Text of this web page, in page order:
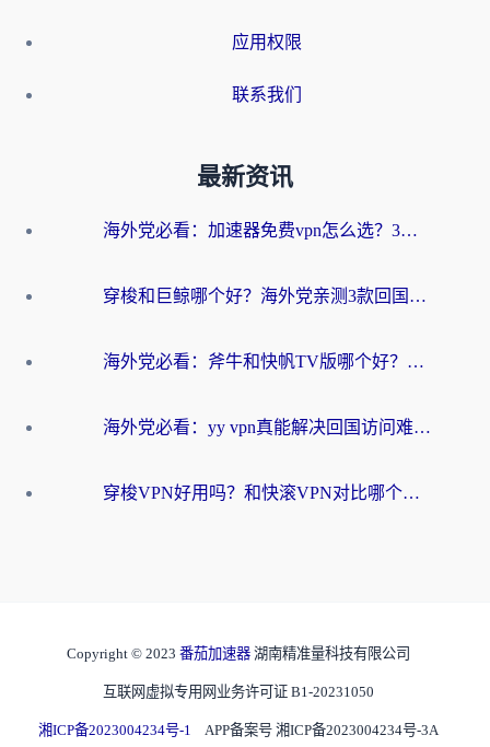
应用权限
联系我们
最新资讯
海外党必看：加速器免费vpn怎么选？3步教你无缝访问国内资源
穿梭和巨鲸哪个好？海外党亲测3款回国加速器，教你避开90%的坑
海外党必看：斧牛和快帆TV版哪个好？3分钟选对回国加速器，无缝刷B站、追热剧
海外党必看：yy vpn真能解决回国访问难题？附云极initap测评+免费方案对比
穿梭VPN好用吗？和快滚VPN对比哪个回国效果更好？海外党选回国加速器必看指南
Copyright © 2023 番茄加速器 湖南精准量科技有限公司
互联网虚拟专用网业务许可证 B1-20231050
湘ICP备2023004234号-1 APP备案号 湘ICP备2023004234号-3A